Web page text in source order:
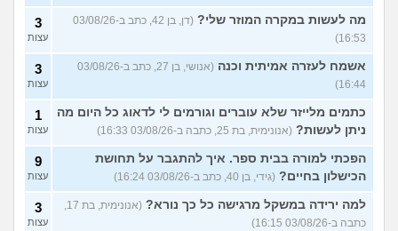
מה לעשות במקרה המוזר שלי?
(דן, בן 42, כתב ב-03/08/26
16:53)
3
עצות
אשמח לעזרה אמיתית וכנה
(אנושי, בן 27, כתב ב-03/08/26
16:44)
3
עצות
כתמים מלייזר שלא עוברים וגורמים לי לדאוג כל היום מה
ניתן לעשות? (אנונימית, בת 25, כתבה ב-03/08/26 16:33)
1
עצות
הפכתי למורה בבית ספר. איך להתגבר על תחושת
הכישלון בחיים? (גידי, בן 40, כתב ב-03/08/26 16:24)
9
עצות
למה ירידה במשקל מרגישה כל כך נורא?
(אנונימית, בת 17,
כתבה ב-03/08/26 16:15)
3
עצות